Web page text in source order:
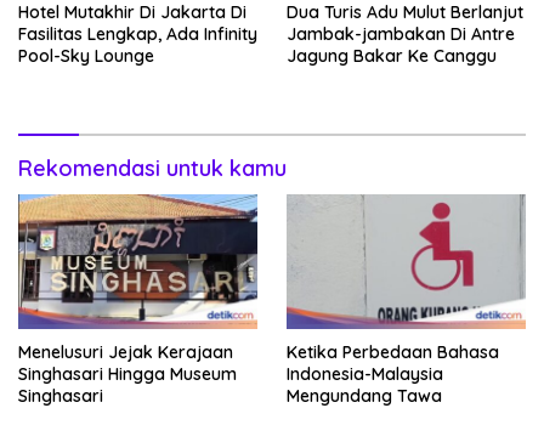
Hotel Mutakhir Di Jakarta Di
Fasilitas Lengkap, Ada Infinity
Pool-Sky Lounge
Dua Turis Adu Mulut Berlanjut
Jambak-jambakan Di Antre
Jagung Bakar Ke Canggu
Rekomendasi untuk kamu
Menelusuri Jejak Kerajaan
Singhasari Hingga Museum
Singhasari
Ketika Perbedaan Bahasa
Indonesia-Malaysia
Mengundang Tawa